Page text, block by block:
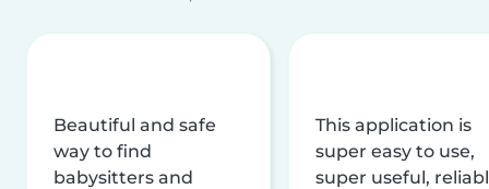
Beautiful and safe
way to find
babysitters and
This application is
super easy to use,
super useful,